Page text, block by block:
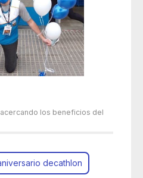
los beneficios del
decathlon